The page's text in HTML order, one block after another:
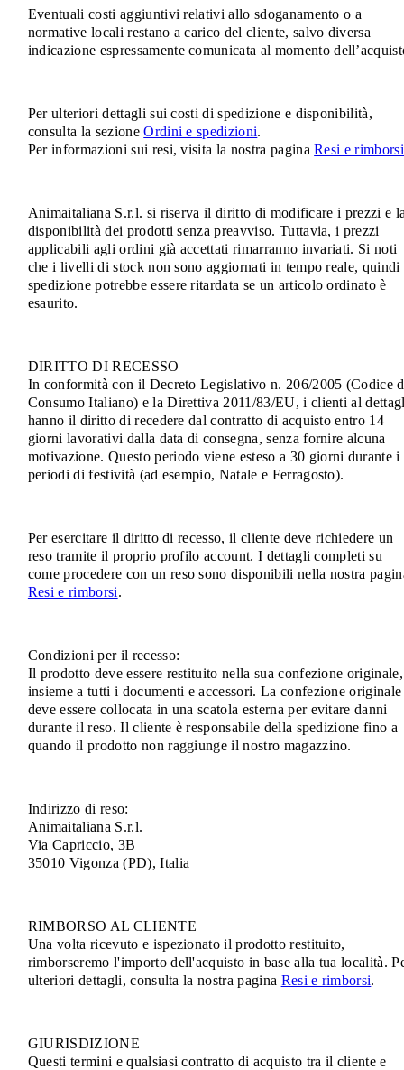
Eventuali costi aggiuntivi relativi allo sdoganamento o a
normative locali restano a carico del cliente, salvo diversa
indicazione espressamente comunicata al momento
Per ulteriori dettagli sui costi di spedizione e disponibilità,
consulta la sezioneOrdini e spedizioni.
Per informazioni sui resi, visita la nostra paginaResi e rimborsi
Animaitaliana S.r.l. si riserva il diritto di modificare i prezzi e
disponibilità dei prodotti senza preavviso. Tuttavia, i prezzi
applicabili agli ordini già accettati rimarranno invariati. Si noti
che i livelli di stock non sono aggiornati in tempo reale, quindi
spedizione potrebbe essere ritardata se un articolo ordinato è
esaurito.
DIRITTO DI RECESSO
In conformità con il Decreto Legislativo n. 206/2005 (Codice
Consumo Italiano) e la Direttiva 2011/83/EU, i clienti al
hanno il diritto di recedere dal contratto di acquisto entro 14
giorni lavorativi dalla data di consegna, senza fornire alcuna
motivazione. Questo periodo viene esteso a 30 giorni durante i
periodi di festività (ad esempio, Natale e Ferragosto).
Per esercitare il diritto di recesso, il cliente deve richiedere un
reso tramite il proprio profilo account. I dettagli completi su
come procedere con un reso sono disponibili nella nostra
Resi e rimborsi.
Condizioni per il recesso:
Il prodotto deve essere restituito nella sua confezione originale,
insieme a tutti i documenti e accessori. La confezione originale
deve essere collocata in una scatola esterna per evitare danni
durante il reso. Il cliente è responsabile della spedizione fino a
quando il prodotto non raggiunge il nostro magazzino.
Indirizzo di reso:
Animaitaliana S.r.l.
Via Capriccio, 3B
35010 Vigonza (PD), Italia
RIMBORSO AL CLIENTE
Una volta ricevuto e ispezionato il prodotto restituito,
rimborseremo l'importo dell'acquisto in base alla tua località.
ulteriori dettagli, consulta la nostra pagina Resi e rimborsi.
GIURISDIZIONE
Questi termini e qualsiasi contratto di acquisto tra il cliente e